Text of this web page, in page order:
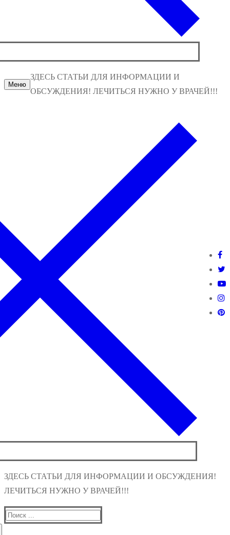
Меню
ЗДЕСЬ СТАТЬИ ДЛЯ ИНФОРМАЦИИ И
ОБСУЖДЕНИЯ! ЛЕЧИТЬСЯ НУЖНО У ВРАЧЕЙ!!!
ЗДЕСЬ СТАТЬИ ДЛЯ ИНФОРМАЦИИ И ОБСУЖДЕНИЯ!
ЛЕЧИТЬСЯ НУЖНО У ВРАЧЕЙ!!!
Найти: